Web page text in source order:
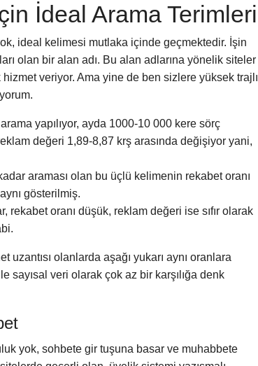
İdeal Arama Terimleri
ideal kelimesi mutlaka içinde geçmektedir. İşin
olan bir alan adı. Bu alan adlarına yönelik siteler
veriyor. Ama yine de ben sizlere yüksek trajlı
yapılıyor, ayda 1000-10 000 kere sörç
değeri 1,89-8,87 krş arasında değişiyor yani,
araması olan bu üçlü kelimenin rekabet oranı
gösterilmiş.
rekabet oranı düşük, reklam değeri ise sıfır olarak
olanlarda aşağı yukarı aynı oranlara
sayısal veri olarak çok az bir karşılığa denk
yok, sohbete gir tuşuna basar ve muhabbete